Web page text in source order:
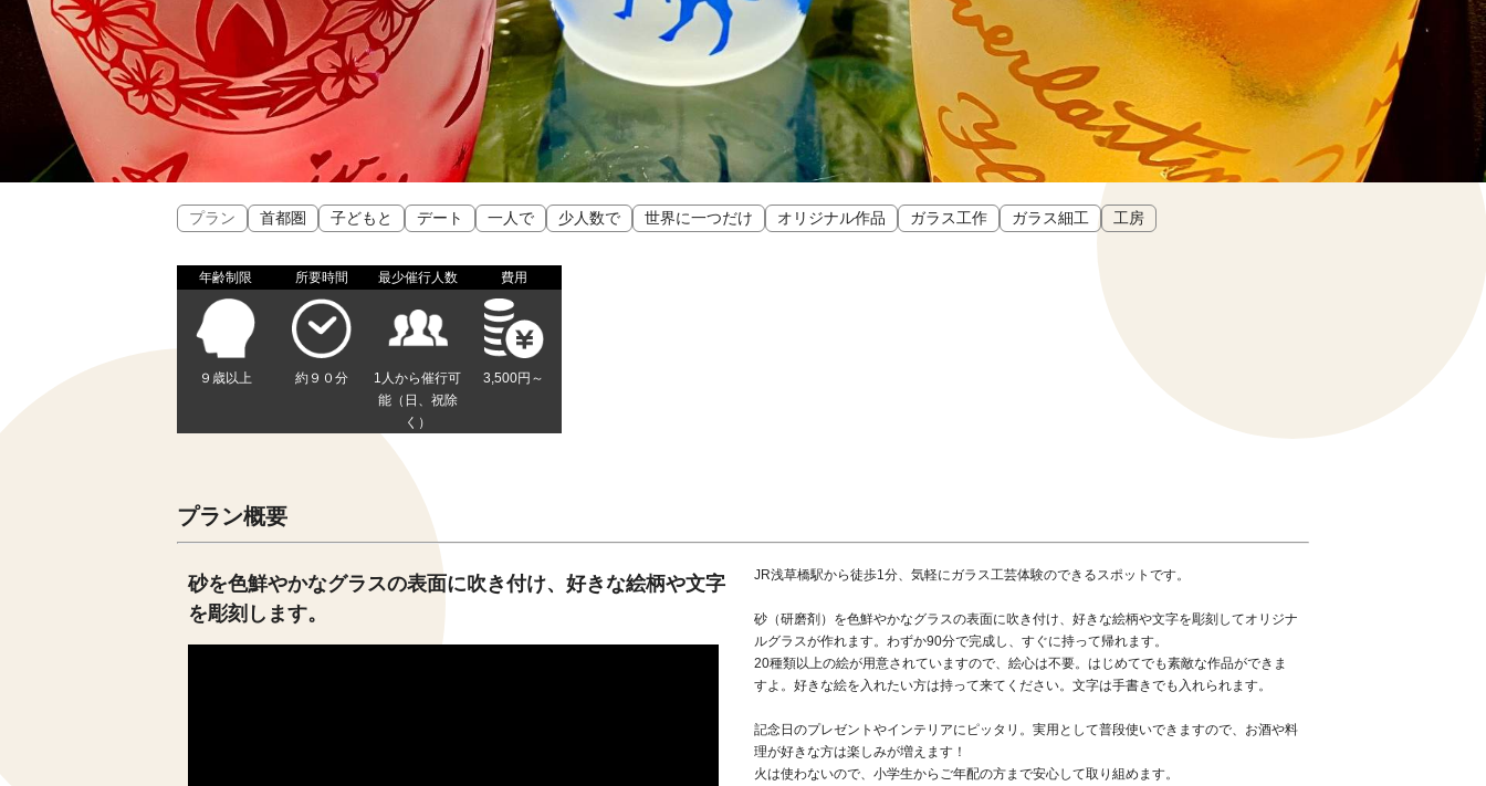
プラン 首都圏 子どもと デート 一人で 少人数で 世界に一つだけ オリジナル作品 ガラス工作 ガラス細工 工房
年齢制限
９歳以上
所要時間
約９０分
最少催行人数
1人から催行可
能（日、祝除
く）
費用
3,500円～
プラン概要
砂を色鮮やかなグラスの表面に吹き付け、好きな絵柄や文字
を彫刻します。
JR浅草橋駅から徒歩1分、気軽にガラス工芸体験のできるスポットです。
砂（研磨剤）を色鮮やかなグラスの表面に吹き付け、好きな絵柄や文字を彫刻してオリジナ
ルグラスが作れます。わずか90分で完成し、すぐに持って帰れます。
20種類以上の絵が用意されていますので、絵心は不要。はじめてでも素敵な作品ができま
すよ。好きな絵を入れたい方は持って来てください。文字は手書きでも入れられます。
記念日のプレゼントやインテリアにピッタリ。実用として普段使いできますので、お酒や料
理が好きな方は楽しみが増えます！
火は使わないので、小学生からご年配の方まで安心して取り組めます。